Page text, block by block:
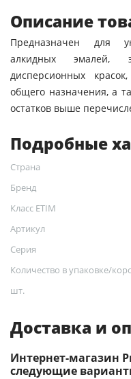
Описание
Предназначен для
алкидных эмалей,
дисперсионных
общего назначения, а
остатков выше
Подробные
Страна
Бренд
Класс ETIM
Артикул
Серия
Количество в упаковке/
шт.
Доставка и
Интернет-магазин
следующие